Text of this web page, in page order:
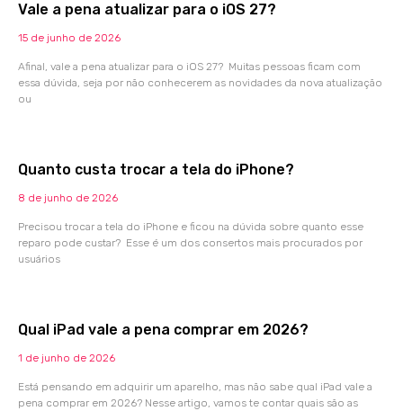
Vale a pena atualizar para o iOS 27?
15 de junho de 2026
Afinal, vale a pena atualizar para o iOS 27? Muitas pessoas ficam com
essa dúvida, seja por não conhecerem as novidades da nova atualização
ou
Quanto custa trocar a tela do iPhone?
8 de junho de 2026
Precisou trocar a tela do iPhone e ficou na dúvida sobre quanto esse
reparo pode custar? Esse é um dos consertos mais procurados por
usuários
Qual iPad vale a pena comprar em 2026?
1 de junho de 2026
Está pensando em adquirir um aparelho, mas não sabe qual iPad vale a
pena comprar em 2026? Nesse artigo, vamos te contar quais são as